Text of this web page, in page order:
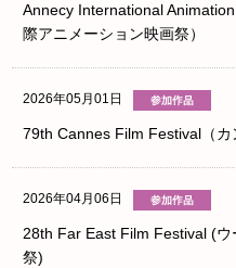
Annecy International
際アニメーション映画祭）
2026年05月01日
79th Cannes Film Festival（カ
2026年04月06日
28th Far East Film Festival (
祭)